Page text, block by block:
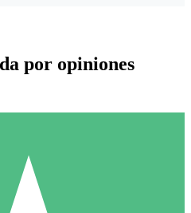
Individuales
por opiniones